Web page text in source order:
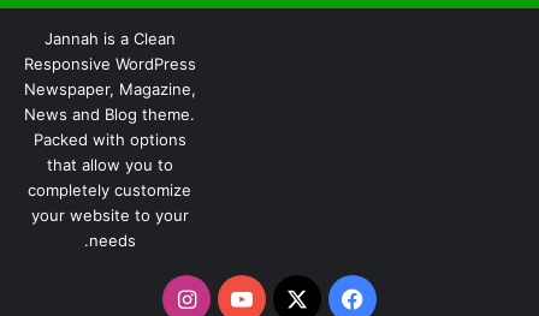
Jannah is a Clean
Responsive WordPress
Newspaper, Magazine,
News and Blog theme.
Packed with options
that allow you to
completely customize
your website to your
needs.
فيسبوك
‫X
‫YouTubeانستقرام